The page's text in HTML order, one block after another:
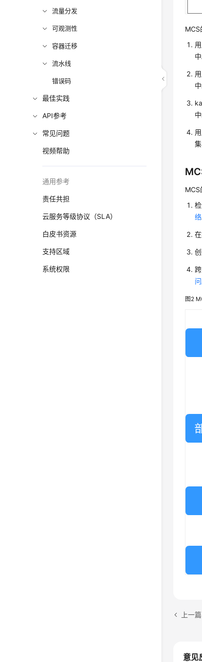
流量分发
可观测性
容器迁移
流水线
错误码
最佳实践
API参考
常见问题
视频帮助
通用参考
责任共担
云服务等级协议（SLA）
白皮书资源
支持区域
系统权限
MCS
中
MCS
络
图2
上一
意见